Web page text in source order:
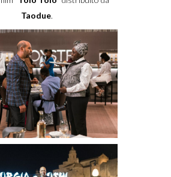
Taodue.